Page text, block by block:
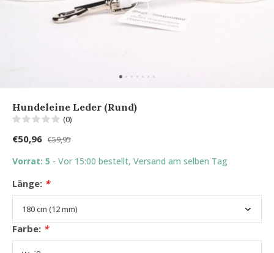
Hundeleine Leder (Rund)
(0)
€50,96 €59,95
Vorrat: 5 - Vor 15:00 bestellt, Versand am selben Tag
Länge: *
Farbe: *